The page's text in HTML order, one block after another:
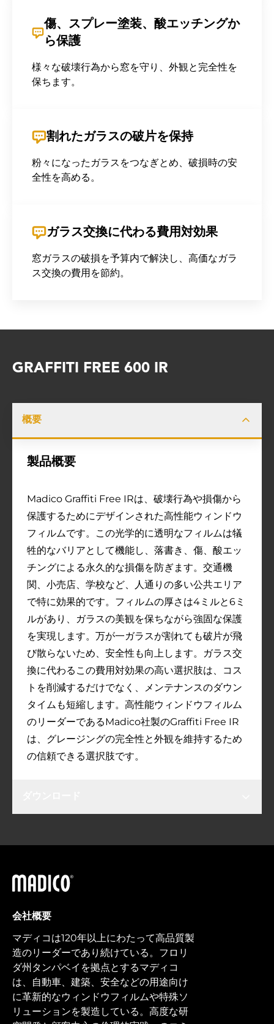
傷、スプレー塗装、酸エッチングか
ら保護
様々な破壊行為から窓を守り、外観と完全性を
保ちます。
割れたガラスの破片を保持
粉々になったガラスをつなぎとめ、破損時の安
全性を高める。
ガラス交換に代わる費用対効果
窓ガラスの破損を予算内で解決し、高価なガラ
ス交換の費用を節約。
GRAFFITI FREE 600 IR
概要
製品概要
Madico Graffiti Free IRは、破壊行為や損傷から
保護するためにデザインされた高性能ウィンドウ
フィルムです。この光学的に透明なフィルムは犠
牲的なバリアとして機能し、落書き、傷、酸エッ
チングによる永久的な損傷を防ぎます。交通機
関、小売店、学校など、人通りの多い公共エリア
で特に効果的です。フィルムの厚さは4ミルと6ミ
ルがあり、ガラスの美観を保ちながら強固な保護
を実現します。万が一ガラスが割れても破片が飛
び散らないため、安全性も向上します。ガラス交
換に代わるこの費用対効果の高い選択肢は、コス
トを削減するだけでなく、メンテナンスのダウン
タイムも短縮します。高性能ウィンドウフィルム
のリーダーであるMadico社製のGraffiti Free IR
は、グレージングの完全性と外観を維持するため
の信頼できる選択肢です。
マディコ
会社概要
マディコは120年以上にわたって高品質製
造のリーダーであり続けている。フロリ
ダ州タンパベイを拠点とするマディコ
は、自動車、建築、安全などの用途向け
に革新的なウィンドウフィルムや特殊ソ
リューションを製造している。高度な研